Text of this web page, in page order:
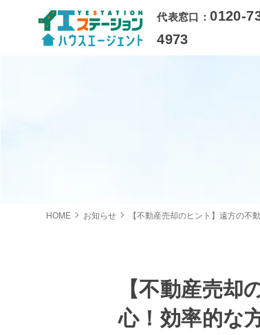
代表窓口：0120-
4973
HOME お知らせ 【不動産売却のヒント】遠方の不
【不動産売却
心！効率的な